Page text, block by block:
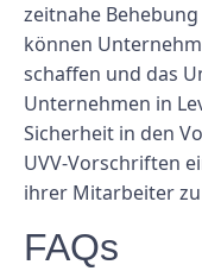
zeitnahe
können
schaffen und das
Unternehmen in
Sicherheit in den
UVV-Vorschriften
ihrer Mitarbeiter
FAQs